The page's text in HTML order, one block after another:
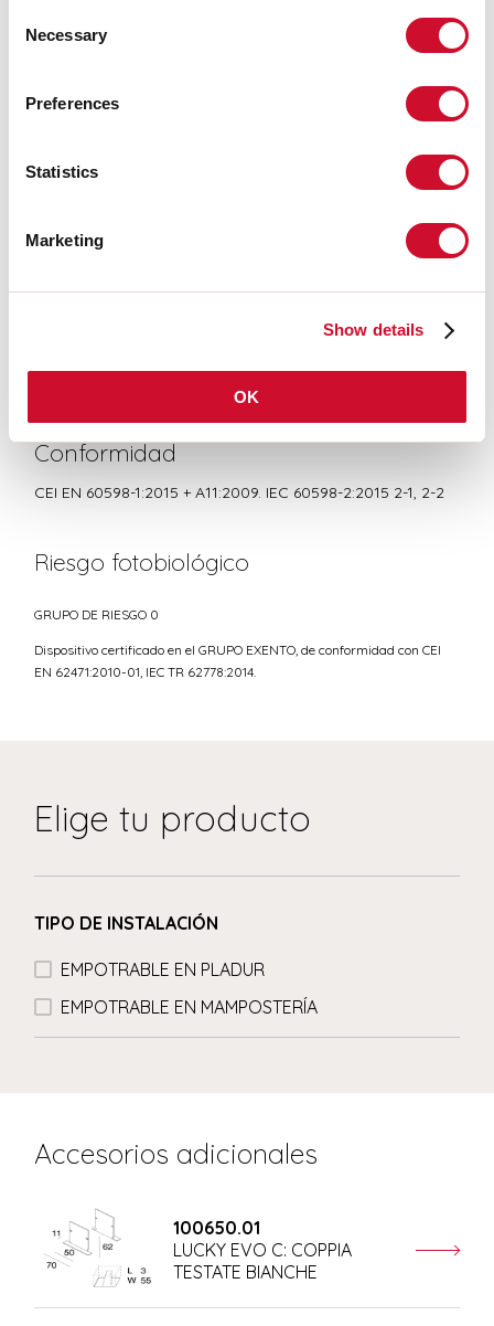
Selection
Necessary
Preferences
Statistics
Marketing
Show details
OK
LIGHT SOURCE
Conformidad
CEI EN 60598-1:2015 + A11:2009. IEC 60598-2:2015 2-1, 2-2
Riesgo fotobiológico
GRUPO DE RIESGO 0
Dispositivo certificado en el GRUPO EXENTO, de conformidad con CEI
EN 62471:2010-01, IEC TR 62778:2014.
Elige tu producto
TIPO DE INSTALACIÓN
EMPOTRABLE EN PLADUR
EMPOTRABLE EN MAMPOSTERÍA
Accesorios adicionales
100650.01
LUCKY EVO C: COPPIA
TESTATE BIANCHE